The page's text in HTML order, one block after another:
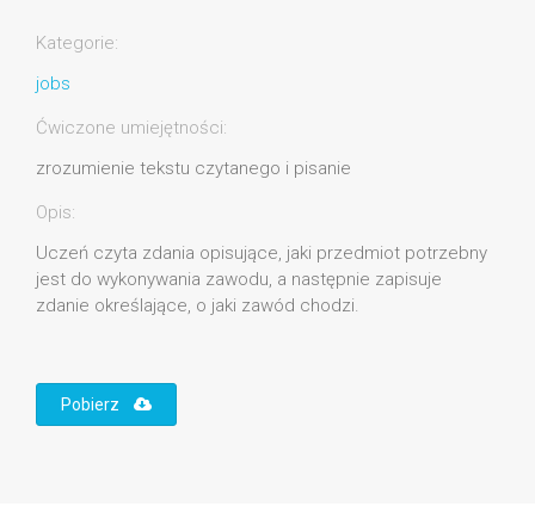
Kategorie:
jobs
Ćwiczone umiejętności:
zrozumienie tekstu czytanego i pisanie
Opis:
Uczeń czyta zdania opisujące, jaki przedmiot potrzebny
jest do wykonywania zawodu, a następnie zapisuje
zdanie określające, o jaki zawód chodzi.
Pobierz